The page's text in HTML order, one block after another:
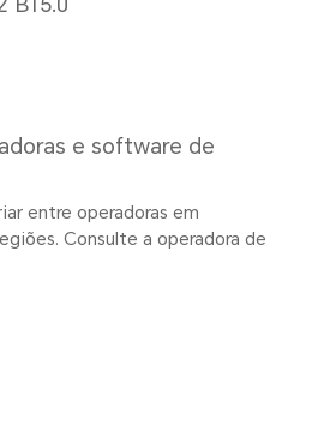
retrato, noite,
dupla, câmera
marca
história,
captura de